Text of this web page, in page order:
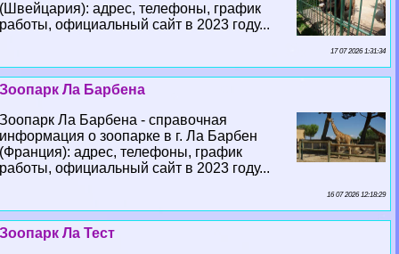
(Швейцария): адрес, телефоны, график
работы, официальный сайт в 2023 году...
17 07 2026 1:31:34
Зоопарк Ла Барбена
Зоопарк Ла Барбена - справочная
информация о зоопарке в г. Ла Барбен
(Франция): адрес, телефоны, график
работы, официальный сайт в 2023 году...
16 07 2026 12:18:29
Зоопарк Ла Тест